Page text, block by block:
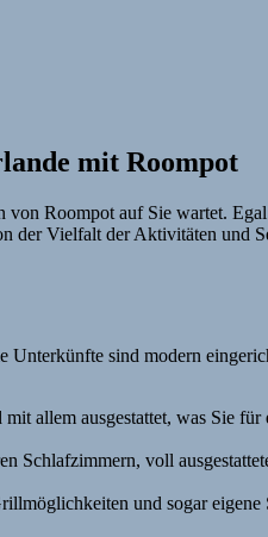
mit Roompot
von Roompot auf Sie wartet.
der Vielfalt der Aktivitäten und
Unterkünfte sind modern
allem ausgestattet, was Sie
Schlafzimmern, voll
und sogar